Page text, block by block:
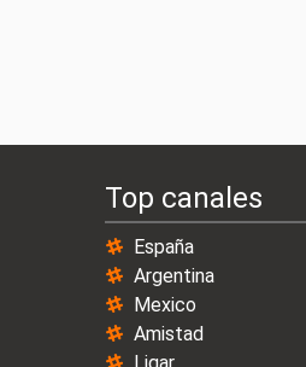
Top canales
España
Argentina
Mexico
Amistad